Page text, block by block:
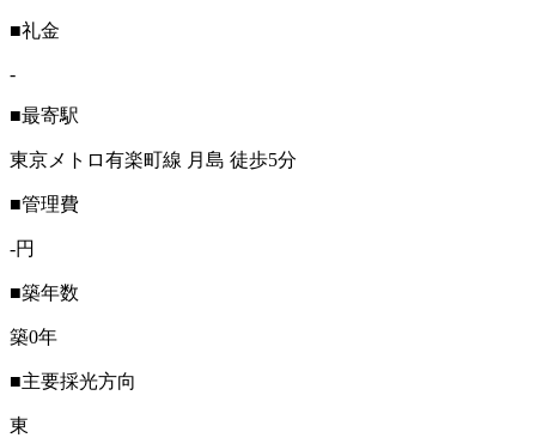
■礼金
-
■最寄駅
東京メトロ有楽町線 月島 徒歩5分
■管理費
-円
■築年数
築0年
■主要採光方向
東